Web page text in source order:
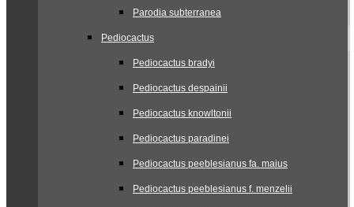
Parodia subterranea
Pediocactus
Pediocactus bradyi
Pediocactus despainii
Pediocactus knowltonii
Pediocactus paradinei
Pediocactus peeblesianus fa. maius
Pediocactus peeblesianus f. menzelii